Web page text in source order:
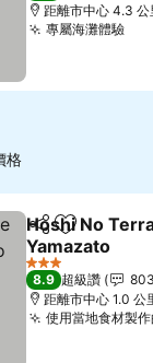
距離市中心 4.3 公
專屬海灘體驗查
格
分享 加入我的
Hoshi No
Yamazato
查看價格
3 星級
8.9 超級讚
距離市中心 1.0 公
使用當地食材製